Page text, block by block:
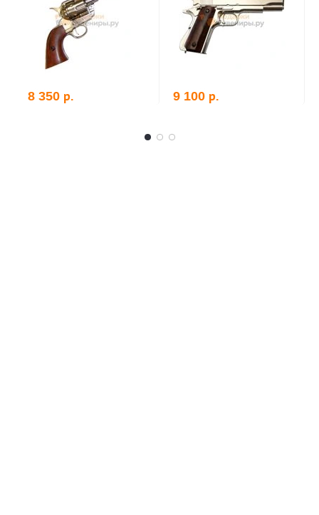
8 350 р. 9 100 р.
корзину В корзину